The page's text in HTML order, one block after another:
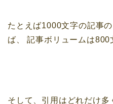
たとえば1000文字の記事の
ば、
記事ボリュームは800
そして、引用はどれだけ多